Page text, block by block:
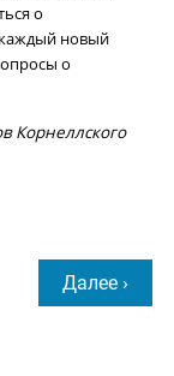
о
новый
о
Корнеллского
Далее ›